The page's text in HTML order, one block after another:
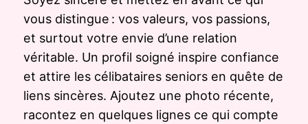
vous distingue : vos valeurs, vos passions,
et surtout votre envie d’une relation
véritable. Un profil soigné inspire confiance
et attire les célibataires seniors en quête de
liens sincères. Ajoutez une photo récente,
racontez en quelques lignes ce qui compte